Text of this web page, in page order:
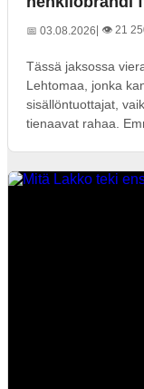
📅 03.08.2026| 👁️ 21
Tässä jaksossa
Lehtomaa, jonka
sisällöntuottajat,
tienaavat rahaa.